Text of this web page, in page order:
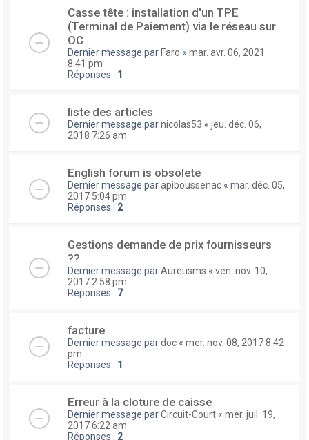
Casse tête : installation d'un TPE
(Terminal de Paiement) via le réseau sur
OC
Dernier message parFaro « mar. avr. 06, 2021
8:41 pm
Réponses : 1
liste des articles
Dernier message parnicolas53 « jeu. déc. 06,
2018 7:26 am
English forum is obsolete
Dernier message parapiboussenac « mar. déc. 05,
2017 5:04 pm
Réponses : 2
Gestions demande de prix fournisseurs
??
Dernier message parAureusms « ven. nov. 10,
2017 2:58 pm
Réponses : 7
facture
Dernier message pardoc « mer. nov. 08, 2017 8:42
pm
Réponses : 1
Erreur à la cloture de caisse
Dernier message parCircuit-Court « mer. juil. 19,
2017 6:22 am
Réponses : 2